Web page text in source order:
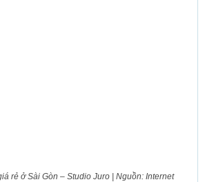
rẻ ở Sài Gòn – Studio Juro | Nguồn: Internet